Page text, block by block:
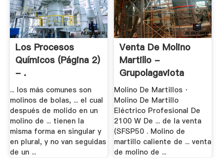
Los Procesos
Químicos (página 2)
- .
... los más comunes son
molinos de bolas, ... el cual
después de molido en un
molino de ... tienen la
misma forma en singular y
en plural, y no van seguidas
de un ...
Venta De Molino
Martillo -
Grupolagaviota
Molino De Martillos ·
Molino De Martillo
Eléctrico Profesional De
2100 W De ... de la venta
(SFSP50 . Molino de
martillo caliente de ... venta
de molino de ...